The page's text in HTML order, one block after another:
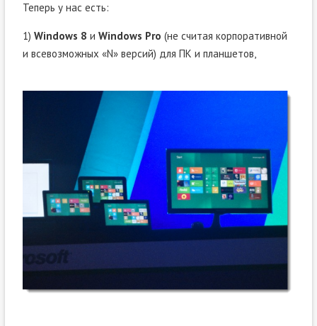
Теперь у нас есть:
1) Windows 8 и Windows Pro (не считая корпоративной
и всевозможных «N» версий) для ПК и планшетов,